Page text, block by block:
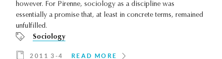
however. For Pirenne, sociology as a discipline was
essentially a promise that, at least in concrete terms, remained
unfulfilled.
Sociology
2011 3-4 READ MORE